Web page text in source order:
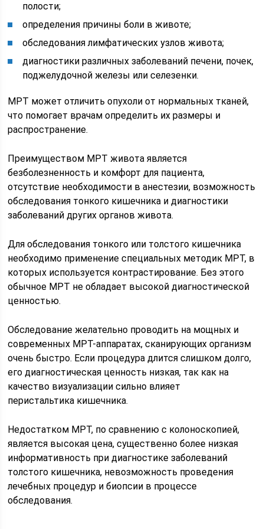
полости;
определения причины боли в животе;
обследования лимфатических узлов живота;
диагностики различных заболеваний печени, почек,
поджелудочной железы или селезенки.
МРТ может отличить опухоли от нормальных тканей,
что помогает врачам определить их размеры и
распространение.
Преимуществом МРТ живота является
безболезненность и комфорт для пациента,
отсутствие необходимости в анестезии, возможность
обследования тонкого кишечника и диагностики
заболеваний других органов живота.
Для обследования тонкого или толстого кишечника
необходимо применение специальных методик МРТ, в
которых используется контрастирование. Без этого
обычное МРТ не обладает высокой диагностической
ценностью.
Обследование желательно проводить на мощных и
современных МРТ-аппаратах, сканирующих организм
очень быстро. Если процедура длится слишком долго,
его диагностическая ценность низкая, так как на
качество визуализации сильно влияет
перистальтика кишечника.
Недостатком МРТ, по сравнению с колоноскопией,
является высокая цена, существенно более низкая
информативность при диагностике заболеваний
толстого кишечника, невозможность проведения
лечебных процедур и биопсии в процессе
обследования.